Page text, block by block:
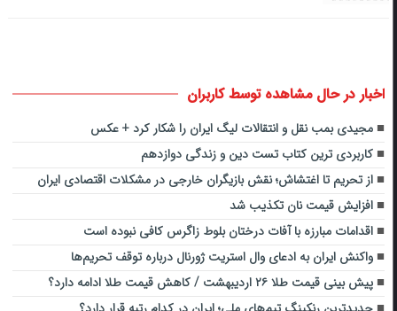
اخبار در حال مشاهده توسط کاربران
مجیدی بمب نقل و انتقالات لیگ ایران را شکار کرد + عکس
کاربردی ترین کتاب تست دین و زندگی دوازدهم
از تحریم تا اغتشاش؛ نقش بازیگران خارجی در مشکلات اقتصادی ایران
افزایش قیمت نان تکذیب شد
اقدامات مبارزه با آفات درختان بلوط زاگرس کافی نبوده است
واکنش ایران به ادعای وال‌ استریت ژورنال درباره توقف تحریم‌ها
پیش بینی قیمت طلا ۲۶ اردیبهشت / کاهش قیمت طلا ادامه دارد؟